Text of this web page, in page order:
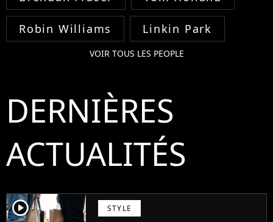
Robin Williams Linkin Park
VOIR TOUS LES PEOPLE
DERNIÈRES
ACTUALITÉS
player2 STYLE